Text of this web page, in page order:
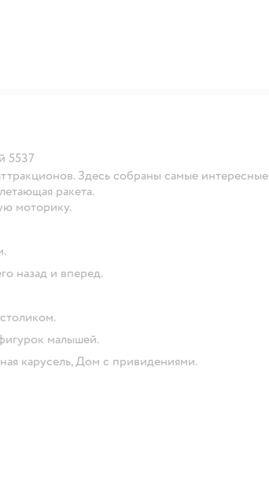
5537
Здесь собраны самые интересные
ракета.
моторику.
назад и вперед.
малышей.
карусель, Дом с привидениями.